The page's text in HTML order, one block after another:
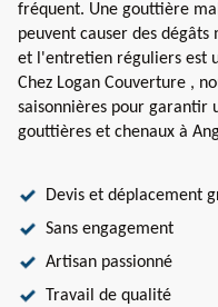
fréquent. Une gouttière
peuvent causer des
et l'entretien réguliers est
Chez Logan Couverture ,
saisonnières pour garantir
gouttières et chenaux à
Devis et déplacement
Sans engagement
Artisan passionné
Travail de qualité